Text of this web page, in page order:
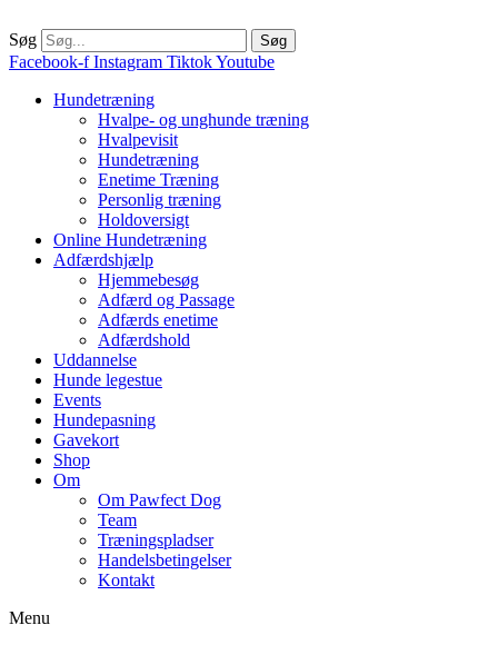
Søg Søg
Facebook-f Instagram TiktokYoutube
Hundetræning
Hvalpe- og unghunde træning
Hvalpevisit
Hundetræning
Enetime Træning
Personlig træning
Holdoversigt
Online Hundetræning
Adfærdshjælp
Hjemmebesøg
Adfærd og Passage
Adfærds enetime
Adfærdshold
Uddannelse
Hunde legestue
Events
Hundepasning
Gavekort
Shop
Om
Om Pawfect Dog
Team
Træningspladser
Handelsbetingelser
Kontakt
Menu